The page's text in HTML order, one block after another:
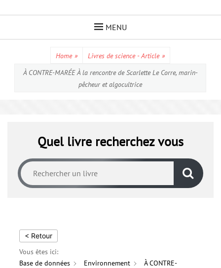
MENU
Home » Livres de science - Article »
À CONTRE-MARÉE À la rencontre de Scarlette Le Corre, marin-
pêcheur et algocultrice
Quel livre recherchez vous
< Retour
Vous êtes ici:
Base de données
Environnement
À CONTRE-